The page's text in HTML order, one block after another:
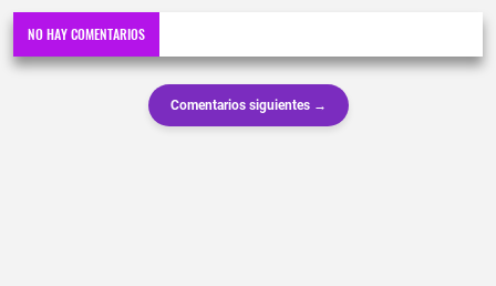
NO HAY COMENTARIOS
Comentarios siguientes →